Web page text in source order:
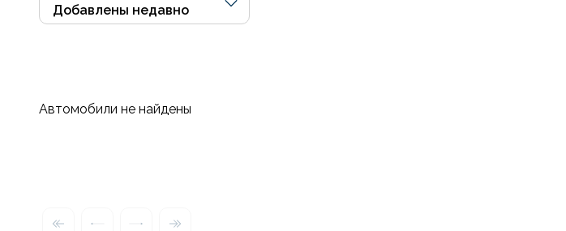
Автомобили не найдены